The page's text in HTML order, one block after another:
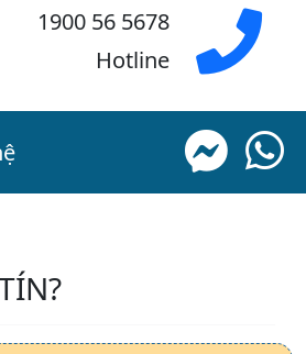
1900 56 5678
Hotline